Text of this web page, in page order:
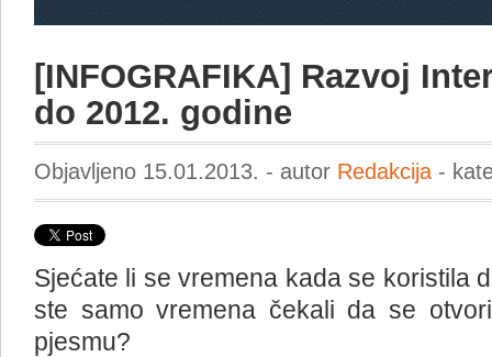
[INFOGRAFIKA] Razvoj
do 2012. godine
Objavljeno 15.01.2013. - autor Redakcija -
Sjećate li se vremena kada se koristila
ste samo vremena čekali da se
pjesmu?